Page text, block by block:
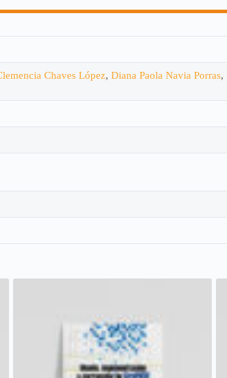
Chaves López, Diana Paola Navia Porras,